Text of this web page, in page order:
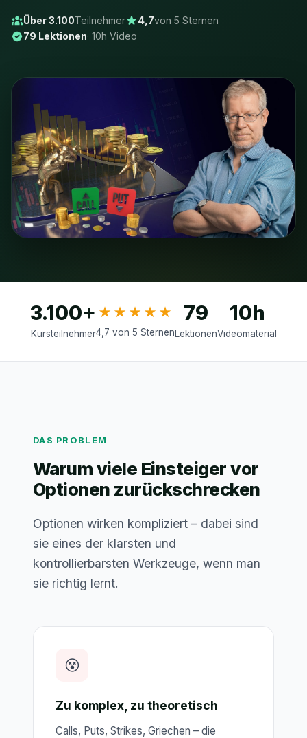
Über 3.100Teilnehmer 4,7von 5 Sternen
79 Lektionen· 10h Video
3.100+
Kursteilnehmer
★★★★★
4,7 von 5 Sternen
79
Lektionen
10h
Videomaterial
DAS PROBLEM
Warum viele Einsteiger vor
Optionen zurückschrecken
Optionen wirken kompliziert – dabei sind
sie eines der klarsten und
kontrollierbarsten Werkzeuge, wenn man
sie richtig lernt.
😵
Zu komplex, zu theoretisch
Calls, Puts, Strikes, Griechen – die